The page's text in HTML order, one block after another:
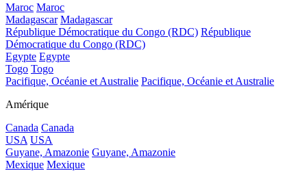
Maroc Maroc
Madagascar Madagascar
République Démocratique du Congo (RDC) République
Démocratique du Congo (RDC)
Egypte Egypte
Togo Togo
Pacifique, Océanie et Australie Pacifique, Océanie et Australie
Amérique
Canada Canada
USA USA
Guyane, Amazonie Guyane, Amazonie
Mexique Mexique